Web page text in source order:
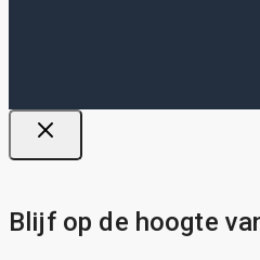
Blijf op de hoogte